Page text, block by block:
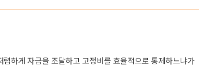
하게 자금을 조달하고 고정비를 효율적으로 통제하느냐가